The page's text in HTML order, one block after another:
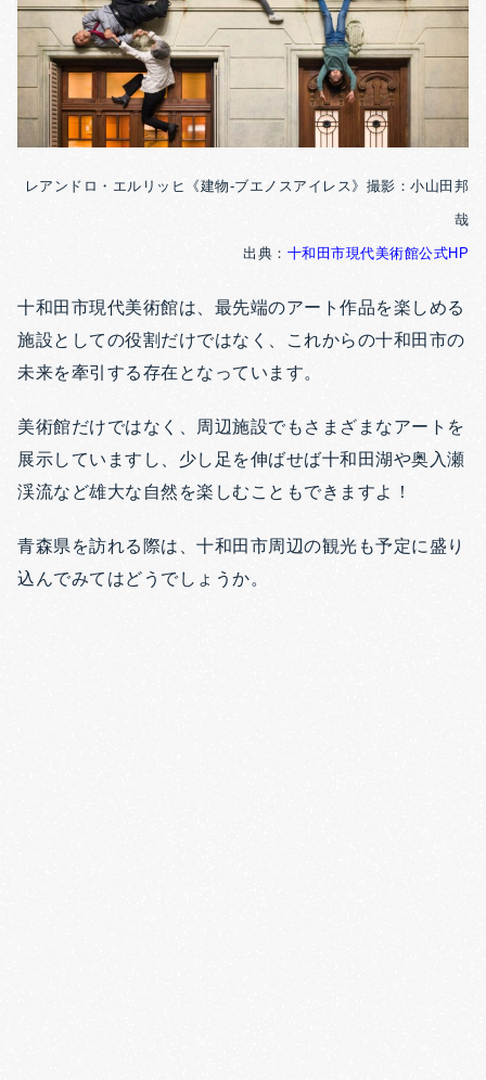
レアンドロ・エルリッヒ《建物-ブエノスアイレス》 撮影：小山田邦
哉
出典： 十和田市現代美術館公式HP
十和田市現代美術館は、最先端のアート作品を楽しめる
施設としての役割だけではなく、これからの十和田市の
未来を牽引する存在となっています。
美術館だけではなく、周辺施設でもさまざまなアートを
展示していますし、少し足を伸ばせば十和田湖や奥入瀬
渓流など雄大な自然を楽しむこともできますよ！
青森県を訪れる際は、十和田市周辺の観光も予定に盛り
込んでみてはどうでしょうか。